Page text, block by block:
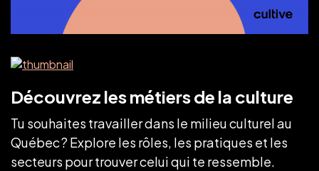
Découvrez les métiers de la culture
Tu souhaites travailler dans le milieu culturel au
Québec ? Explore les rôles, les pratiques et les
secteurs pour trouver celui qui te ressemble.